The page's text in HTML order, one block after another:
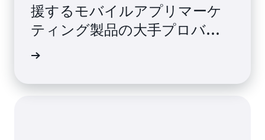
援するモバイルアプリマーケ
ティング製品の大手プロバイ
ダーです。